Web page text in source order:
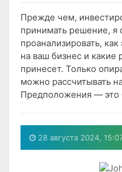
Прежде чем,
принимать решение, я
проанализировать,
на ваш бизнес и какие
принесет. Только
можно рассчитывать
Предположения — это
28 августа 2024,